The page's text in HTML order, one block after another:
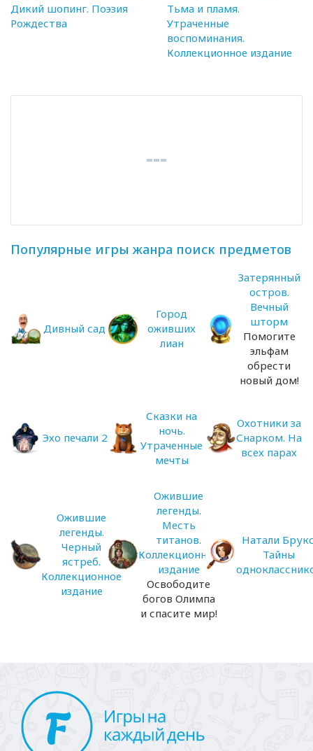
Дикий шопинг. Поэзия
Рождества
Тьма и пламя.
Утраченные
воспоминания.
Коллекционное издание
Популярные игры жанра поиск предметов
Дивный сад
Город
оживших
лиан
Затерянный
остров.
Вечный
шторм
Помогите
эльфам
обрести
новый дом!
Эхо печали 2
Сказки на
ночь.
Утраченные
мечты
Охотники за
Снарком. На
всех парах
Ожившие
легенды.
Черный
ястреб.
Коллекционное
издание
Ожившие
легенды.
Месть
титанов.
Коллекционное
издание
Освободите
богов Олимпа
и спасите мир!
Натали
Тайны